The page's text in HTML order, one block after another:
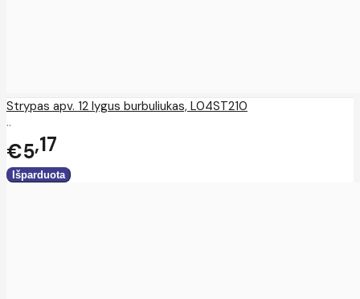
Strypas apv. 12 lygus burbuliukas, L04ST210
..
€5 17